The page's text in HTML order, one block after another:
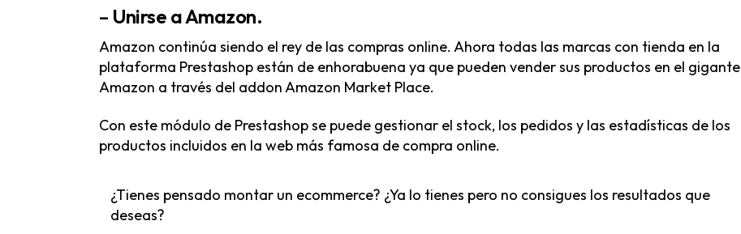
– Unirse a Amazon.
Amazon continúa siendo el rey de las compras online. Ahora todas las marcas con tienda en la
plataforma Prestashop están de enhorabuena ya que pueden vender sus productos en el gigante
Amazon a través del addonAmazon Market Place.
Con este módulo de Prestashop se puede gestionar el stock, los pedidos y las estadísticas de los
productos incluidos en la web más famosa de compra online.
¿Tienes pensado montar un ecommerce? ¿Ya lo tienes pero no consigues los resultados que
deseas?